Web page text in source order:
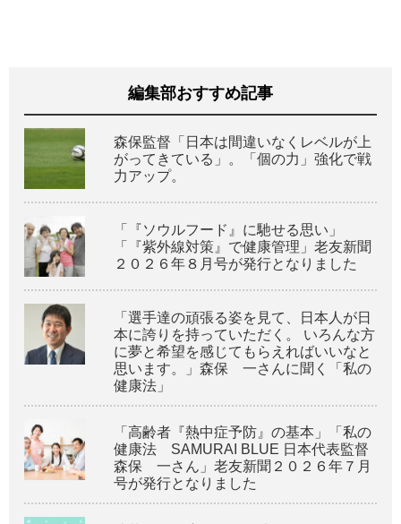
編集部おすすめ記事
森保監督「日本は間違いなくレベルが上
がってきている」。「個の力」強化で戦
力アップ。
「『ソウルフード』に馳せる思い」
「『紫外線対策』で健康管理」老友新聞
２０２６年８月号が発行となりました
「選手達の頑張る姿を見て、日本人が日
本に誇りを持っていただく。 いろんな方
に夢と希望を感じてもらえればいいなと
思います。」森保 一さんに聞く「私の
健康法」
「高齢者『熱中症予防』の基本」「私の
健康法 SAMURAI BLUE 日本代表監督
森保 一さん」老友新聞２０２６年７月
号が発行となりました